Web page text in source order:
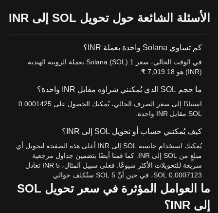
الأسئلة الشائعة حول تحويل SOL إلى INR
كم تساوي Solana واحدة بعملة INR؟
في الوقت الحالي، سعر 1 Solana (SOL) بعملة الروبية الهندية
(INR) هو 7,019.18 ₹.
ما حجم SOL الذي يُمكنني شراؤه مقابل INR واحدة؟
استنادًا إلى سعر الصرف الحالي، يُمكنك الحصول على 0.0001425
SOL مقابل INR واحدة.
كيف يُمكنني حساب أو تحويل SOL إلى INR؟
يُمكنك استخدام حاسبة SOL إلى INR أعلى هذه الصفحة لتحويل أي
مبلغٍ من SOL إلى INR. كما قمنا أيضًا بتضمين جداول مرجعية
سريعة للتحويلات الأكثر شيوعًا. فعلى سبيل المثال، 5 INR تعادل
0.0007123 SOL، في حين أنّ 5 SOL ستُكلف حوالي
35,095.91INR.
ما أعلى سعر لـ SOL/INR في التاريخ؟
ما العوامل المؤثرة في سعر تحويل SOL
إلى INR؟